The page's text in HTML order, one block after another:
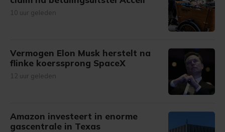
10 uur geleden
Vermogen Elon Musk herstelt na
flinke koerssprong SpaceX
12 uur geleden
Amazon investeert in enorme
gascentrale in Texas